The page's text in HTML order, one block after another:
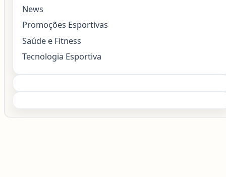
News
Promoções Esportivas
Saúde e Fitness
Tecnologia Esportiva